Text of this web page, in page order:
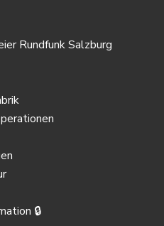
Rundfunk Salzburg
🔒